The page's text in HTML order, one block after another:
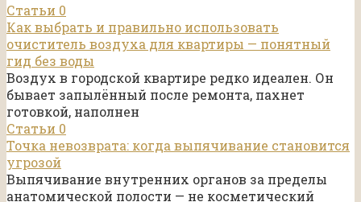
Статьи 0
Как выбрать и правильно использовать
очиститель воздуха для квартиры — понятный
гид без воды
Воздух в городской квартире редко идеален. Он
бывает запылённый после ремонта, пахнет
готовкой, наполнен
Статьи 0
Точка невозврата: когда выпячивание становится
угрозой
Выпячивание внутренних органов за пределы
анатомической полости — не косметический